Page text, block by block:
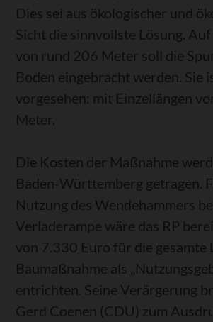
Dies sei aus ökologischer und
Sicht die sinnvollste Lösung.
von rund 206 Meter soll die
Boden eingebracht werden. Sie
vorgesehen: mit Einzellängen
Meter.
Die Kosten der Maßnahme
Baden-Württemberg getragen.
Nutzung des Wendehammers
Verladerampe wäre das RP
von 7.330 Euro für die gesamte
Baumaßnahme als
entrichten. Seine Verärgerung
Gerd Coenen (CDU) zum